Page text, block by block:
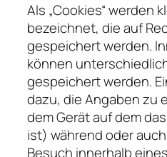
Als „Cookies“ werden
bezeichnet, die auf
gespeichert werden.
können
gespeichert werden.
dazu, die Angaben zu
dem Gerät auf dem
ist) während oder
Besuch innerhalb